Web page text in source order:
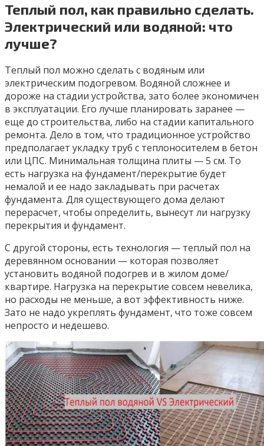
Теплый пол, как правильно сделать.
Электрический или водяной: что
лучше?
Теплый пол можно сделать с водяным или
электрическим подогревом. Водяной сложнее и
дороже на стадии устройства, зато более экономичен
в эксплуатации. Его лучше планировать заранее —
еще до строительства, либо на стадии капитального
ремонта. Дело в том, что традиционное устройство
предполагает укладку труб с теплоносителем в бетон
или ЦПС. Минимальная толщина плиты — 5 см. То
есть нагрузка на фундамент/перекрытие будет
немалой и ее надо закладывать при расчетах
фундамента. Для существующего дома делают
перерасчет, чтобы определить, вынесут ли нагрузку
перекрытия и фундамент.
С другой стороны, есть технология — теплый пол на
деревянном основании — которая позволяет
установить водяной подогрев и в жилом доме/
квартире. Нагрузка на перекрытие совсем невелика,
но расходы не меньше, а вот эффективность ниже.
Зато не надо укреплять фундамент, что тоже совсем
непросто и недешево.